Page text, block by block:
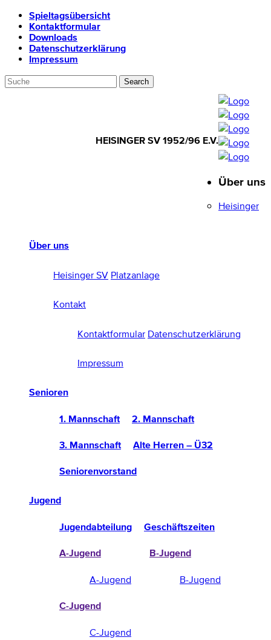
Spieltagsübersicht
Kontaktformular
Downloads
Datenschutzerklärung
Impressum
HEISINGER SV 1952/96 E.V.
1952/96 E.V.
Über uns
Heisinger SV Platzanlage
Kontakt
Kontaktformular Datenschutzerklärung
Impressum
Senioren
1. Mannschaft 2. Mannschaft
3. Mannschaft Alte Herren – Ü32
Seniorenvorstand
Jugend
Jugendabteilung Geschäftszeiten
A-Jugend
A-Jugend
B-Jugend
B-Jugend
C-Jugend
C-Jugend
Über uns
Heisinger